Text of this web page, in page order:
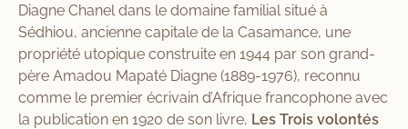
Diagne Chanel dans le domaine familial situé à
Sédhiou, ancienne capitale de la Casamance, une
propriété utopique construite en 1944 par son grand-
père Amadou Mapaté Diagne (1889-1976), reconnu
comme le premier écrivain d’Afrique francophone avec
la publication en 1920 de son livre, Les Trois volontés